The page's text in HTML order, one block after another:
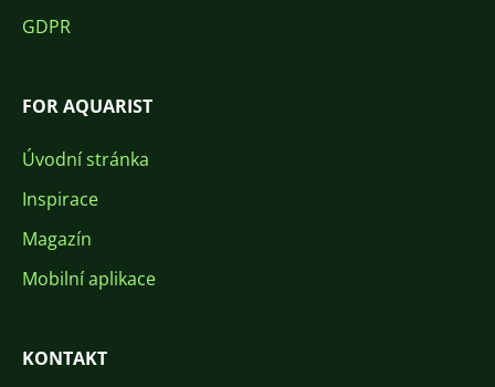
GDPR
FOR AQUARIST
Úvodní stránka
Inspirace
Magazín
Mobilní aplikace
KONTAKT